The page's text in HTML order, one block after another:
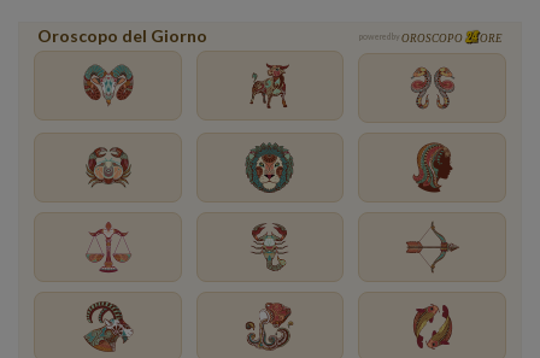
Oroscopo del Giorno powered by OROSCOPO ORE